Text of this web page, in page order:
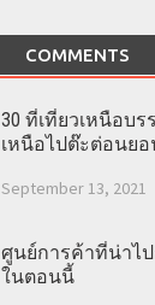
COMMENTS
30 ที่เที่ยวเหนือบ
เหนือไปต๊ะต่อนย
September 13, 2021
ศูนย์การค้าที่น่าไ
ในตอนนี้